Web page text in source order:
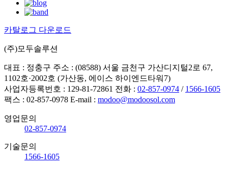
카탈로그 다운로드
(주)모두솔루션
대표 : 정충구 주소 : (08588) 서울 금천구 가산디지털2로 67,
1102호·2002호 (가산동, 에이스 하이엔드타워7)
사업자등록번호 : 129-81-72861 전화 : 02-857-0974 / 1566-1605
팩스 : 02-857-0978 E-mail : modoo@modoosol.com
영업문의
02-857-0974
기술문의
1566-1605